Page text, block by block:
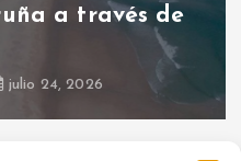
de
15, 2026